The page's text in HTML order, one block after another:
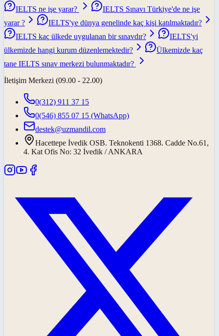
IELTS ne işe yarar?
IELTS Sınavı Türkiye'de ne işe
yarar ?
IELTS'ye dünya genelinde kaç kişi katılmaktadır?
IELTS kaç ülkede uygulanan bir sınavdır?
IELTS'yi
ülkemizde hangi kurum düzenlemektedir?
Ülkemizde kaç
tane IELTS sınav merkezi bulunmaktadır?
İletişim Merkezi (09.00 - 22.00)
0(312) 911 37 15
0(546) 855 07 15 (WhatsApp)
destek@uzmandil.com
Hacettepe İvedik OSB. Teknokenti 1368. Cadde No.61,
4. Kat Ofis No: 32 İvedik / ANKARA